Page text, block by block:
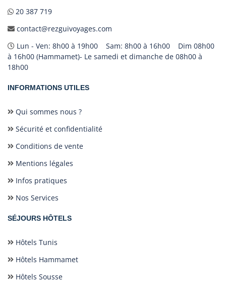
20 387 719
contact@rezguivoyages.com
Lun - Ven: 8h00 à 19h00 Sam: 8h00 à 16h00 Dim 08h00
à 16h00 (Hammamet)- Le samedi et dimanche de 08h00 à
18h00
INFORMATIONS UTILES
Qui sommes nous ?
Sécurité et confidentialité
Conditions de vente
Mentions légales
Infos pratiques
Nos Services
SÉJOURS HÔTELS
Hôtels Tunis
Hôtels Hammamet
Hôtels Sousse